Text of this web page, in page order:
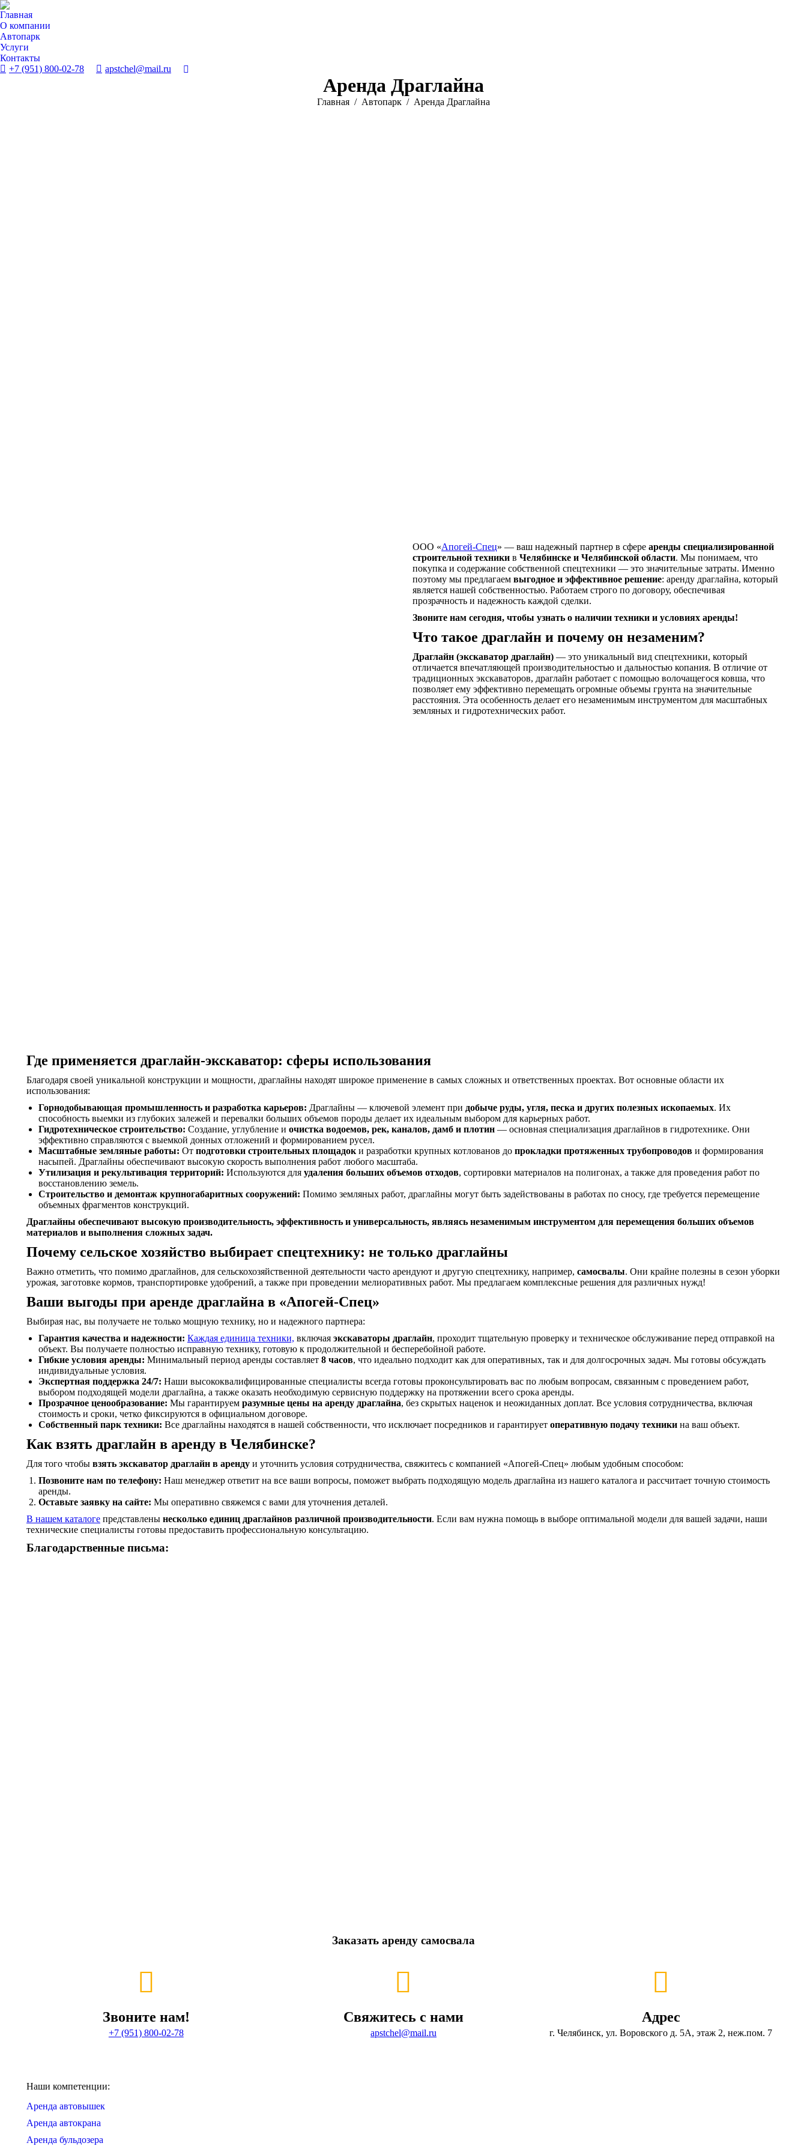
Главная
О компании
Автопарк
Услуги
Контакты
+7 (951) 800-02-78
apstchel@mail.ru Поиск:
Аренда Драглайна
Вы здесь:
Главная Автопарк Аренда Драглайна
ООО «Апогей-Спец» — ваш надежный партнер в сфере аренды специализированной
строительной техники в Челябинске и Челябинской области. Мы понимаем, что
покупка и содержание собственной спецтехники — это значительные затраты. Именно
поэтому мы предлагаем выгодное и эффективное решение: аренду драглайна, который
является нашей собственностью. Работаем строго по договору, обеспечивая
прозрачность и надежность каждой сделки.
Звоните нам сегодня, чтобы узнать о наличии техники и условиях аренды!
Что такое драглайн и почему он незаменим?
Драглайн (экскаватор драглайн) — это уникальный вид спецтехники, который
отличается впечатляющей производительностью и дальностью копания. В отличие от
традиционных экскаваторов, драглайн работает с помощью волочащегося ковша, что
позволяет ему эффективно перемещать огромные объемы грунта на значительные
расстояния. Эта особенность делает его незаменимым инструментом для масштабных
земляных и гидротехнических работ.
Где применяется драглайн-экскаватор: сферы использования
Благодаря своей уникальной конструкции и мощности, драглайны находят широкое применение в самых сложных и ответственных проектах. Вот основные области их
использования:
Горнодобывающая промышленность и разработка карьеров: Драглайны — ключевой элемент при добыче руды, угля, песка и других полезных ископаемых. Их
способность выемки из глубоких залежей и перевалки больших объемов породы делает их идеальным выбором для карьерных работ.
Гидротехническое строительство: Создание, углубление и очистка водоемов, рек, каналов, дамб и плотин — основная специализация драглайнов в гидротехнике. Они
эффективно справляются с выемкой донных отложений и формированием русел.
Масштабные земляные работы: От подготовки строительных площадок и разработки крупных котлованов до прокладки протяженных трубопроводов и формирования
насыпей. Драглайны обеспечивают высокую скорость выполнения работ любого масштаба.
Утилизация и рекультивация территорий: Используются для удаления больших объемов отходов, сортировки материалов на полигонах, а также для проведения работ по
восстановлению земель.
Строительство и демонтаж крупногабаритных сооружений: Помимо земляных работ, драглайны могут быть задействованы в работах по сносу, где требуется перемещение
объемных фрагментов конструкций.
Драглайны обеспечивают высокую производительность, эффективность и универсальность, являясь незаменимым инструментом для перемещения больших объемов
материалов и выполнения сложных задач.
Почему сельское хозяйство выбирает спецтехнику: не только драглайны
Важно отметить, что помимо драглайнов, для сельскохозяйственной деятельности часто арендуют и другую спецтехнику, например, самосвалы. Они крайне полезны в сезон уборки
урожая, заготовке кормов, транспортировке удобрений, а также при проведении мелиоративных работ. Мы предлагаем комплексные решения для различных нужд!
Ваши выгоды при аренде драглайна в «Апогей-Спец»
Выбирая нас, вы получаете не только мощную технику, но и надежного партнера:
Гарантия качества и надежности: Каждая единица техники, включая экскаваторы драглайн, проходит тщательную проверку и техническое обслуживание перед отправкой на
объект. Вы получаете полностью исправную технику, готовую к продолжительной и бесперебойной работе.
Гибкие условия аренды: Минимальный период аренды составляет 8 часов, что идеально подходит как для оперативных, так и для долгосрочных задач. Мы готовы обсуждать
индивидуальные условия.
Экспертная поддержка 24/7: Наши высококвалифицированные специалисты всегда готовы проконсультировать вас по любым вопросам, связанным с проведением работ,
выбором подходящей модели драглайна, а также оказать необходимую сервисную поддержку на протяжении всего срока аренды.
Прозрачное ценообразование: Мы гарантируем разумные цены на аренду драглайна, без скрытых наценок и неожиданных доплат. Все условия сотрудничества, включая
стоимость и сроки, четко фиксируются в официальном договоре.
Собственный парк техники: Все драглайны находятся в нашей собственности, что исключает посредников и гарантирует оперативную подачу техники на ваш объект.
Как взять драглайн в аренду в Челябинске?
Для того чтобы взять экскаватор драглайн в аренду и уточнить условия сотрудничества, свяжитесь с компанией «Апогей-Спец» любым удобным способом:
Позвоните нам по телефону: Наш менеджер ответит на все ваши вопросы, поможет выбрать подходящую модель драглайна из нашего каталога и рассчитает точную стоимость
аренды.
Оставьте заявку на сайте: Мы оперативно свяжемся с вами для уточнения деталей.
В нашем каталоге представлены несколько единиц драглайнов различной производительности. Если вам нужна помощь в выборе оптимальной модели для вашей задачи, наши
технические специалисты готовы предоставить профессиональную консультацию.
Благодарственные письма:
Заказать аренду самосвала
Звоните нам!
+7 (951) 800-02-78
Свяжитесь с нами
apstchel@mail.ru
Адрес
г. Челябинск, ул. Воровского д. 5А, этаж 2, неж.пом. 7
Наши компетенции:
Аренда автовышек
Аренда автокрана
Аренда бульдозера